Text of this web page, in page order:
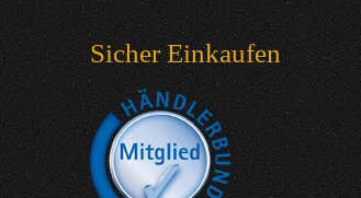
Sicher Einkaufen